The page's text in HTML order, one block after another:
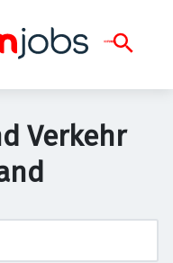
Verkehr